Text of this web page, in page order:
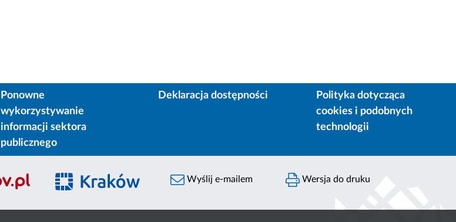
Ponowne
wykorzystywanie
informacji sektora
publicznego
Deklaracja dostępności
Polityka dotycząca
cookies i podobnych
technologii
Wyślij e-mailem Wersja do druku